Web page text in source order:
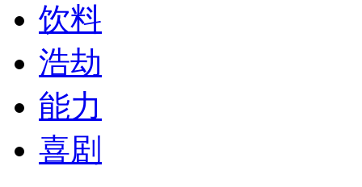
饮料
浩劫
能力
喜剧